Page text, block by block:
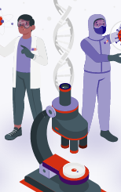
диагностика
контроля здоровья и